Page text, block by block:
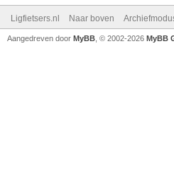
Ligfietsers.nl Naar boven
Aangedreven door MyBB , © 2002-2026 MyBB